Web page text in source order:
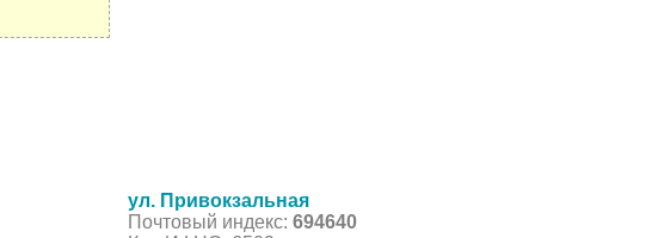
ул. Привокзальная
Почтовый индекс: 694640